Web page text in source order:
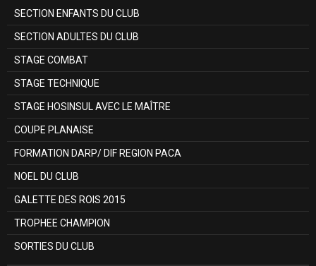
SECTION ENFANTS DU CLUB
SECTION ADULTES DU CLUB
STAGE COMBAT
STAGE TECHNIQUE
STAGE HOSINSUL AVEC LE MAÎTRE
COUPE PLANAISE
FORMATION DARP/ DIF REGION PACA
NOEL DU CLUB
GALETTE DES ROIS 2015
TROPHEE CHAMPION
SORTIES DU CLUB